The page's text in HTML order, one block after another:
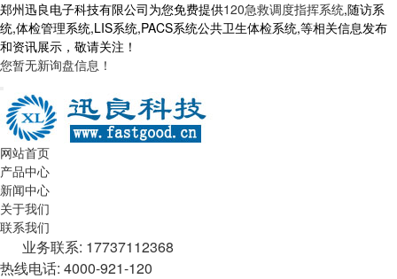
郑州迅良电子科技有限公司为您免费提供120急救调度指挥系统,随访系
统,体检管理系统,LIS系统,PACS系统公共卫生体检系统,等相关信息发布
和资讯展示，敬请关注！
您暂无新询盘信息！
网站首页
产品中心
新闻中心
关于我们
联系我们
业务联系: 17737112368
热线电话: 4000-921-120